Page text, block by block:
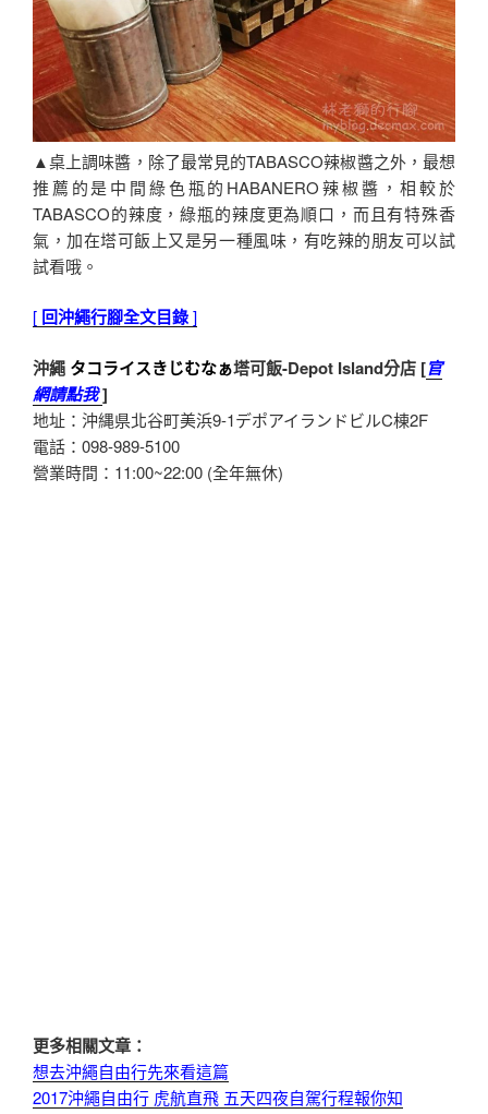
▲桌上調味醬，除了最常見的TABASCO辣椒醬之外，最想
推薦的是中間綠色瓶的HABANERO辣椒醬，相較於
TABASCO的辣度，綠瓶的辣度更為順口，而且有特殊香
氣，加在塔可飯上又是另一種風味，有吃辣的朋友可以試
試看哦。
[ 回沖繩行腳全文目錄]
沖繩 タコライスきじむなぁ塔可飯-Depot Island分店 [官
網請點我]
地址：沖縄県北谷町美浜9-1デポアイランドビルC棟2F
電話：098-989-5100
營業時間：11:00~22:00 (全年無休)
更多相關文章：
想去沖繩自由行先來看這篇
2017沖繩自由行 虎航直飛 五天四夜自駕行程報你知